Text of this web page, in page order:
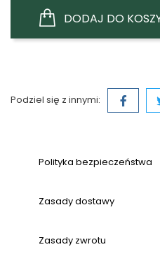
DODAJ DO
Podziel się z innymi:
Polityka bezpieczeństwa
Zasady dostawy
Zasady zwrotu